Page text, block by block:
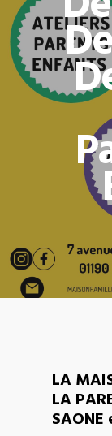
LA
LA